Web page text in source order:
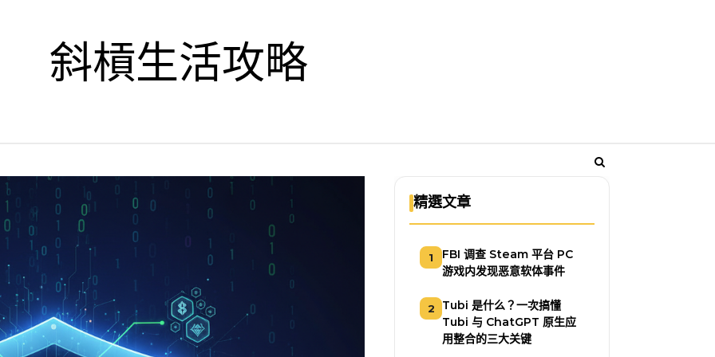
斜槓生活攻略
精選文章
1
FBI 调查 Steam 平台 PC
游戏内发现恶意软体事件
2
Tubi 是什么？一次搞懂
Tubi 与 ChatGPT 原生应
用整合的三大关键